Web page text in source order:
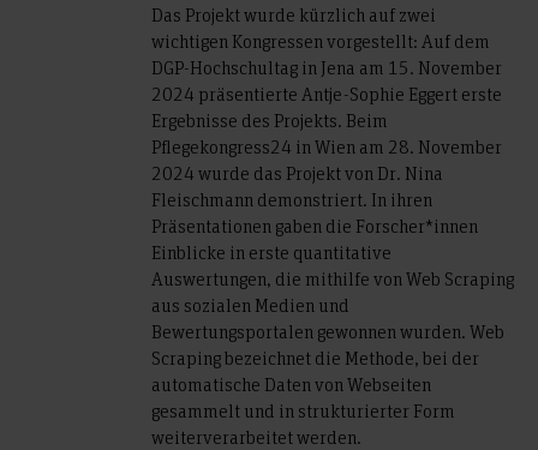
Das Projekt wurde kürzlich auf zwei
wichtigen Kongressen vorgestellt: Auf dem
DGP-Hochschultag in Jena am 15. November
2024 präsentierte Antje-Sophie Eggert erste
Ergebnisse des Projekts. Beim
Pflegekongress24 in Wien am 28. November
2024 wurde das Projekt von Dr. Nina
Fleischmann demonstriert. In ihren
Präsentationen gaben die Forscher*innen
Einblicke in erste quantitative
Auswertungen, die mithilfe von Web Scraping
aus sozialen Medien und
Bewertungsportalen gewonnen wurden. Web
Scraping bezeichnet die Methode, bei der
automatische Daten von Webseiten
gesammelt und in strukturierter Form
weiterverarbeitet werden.